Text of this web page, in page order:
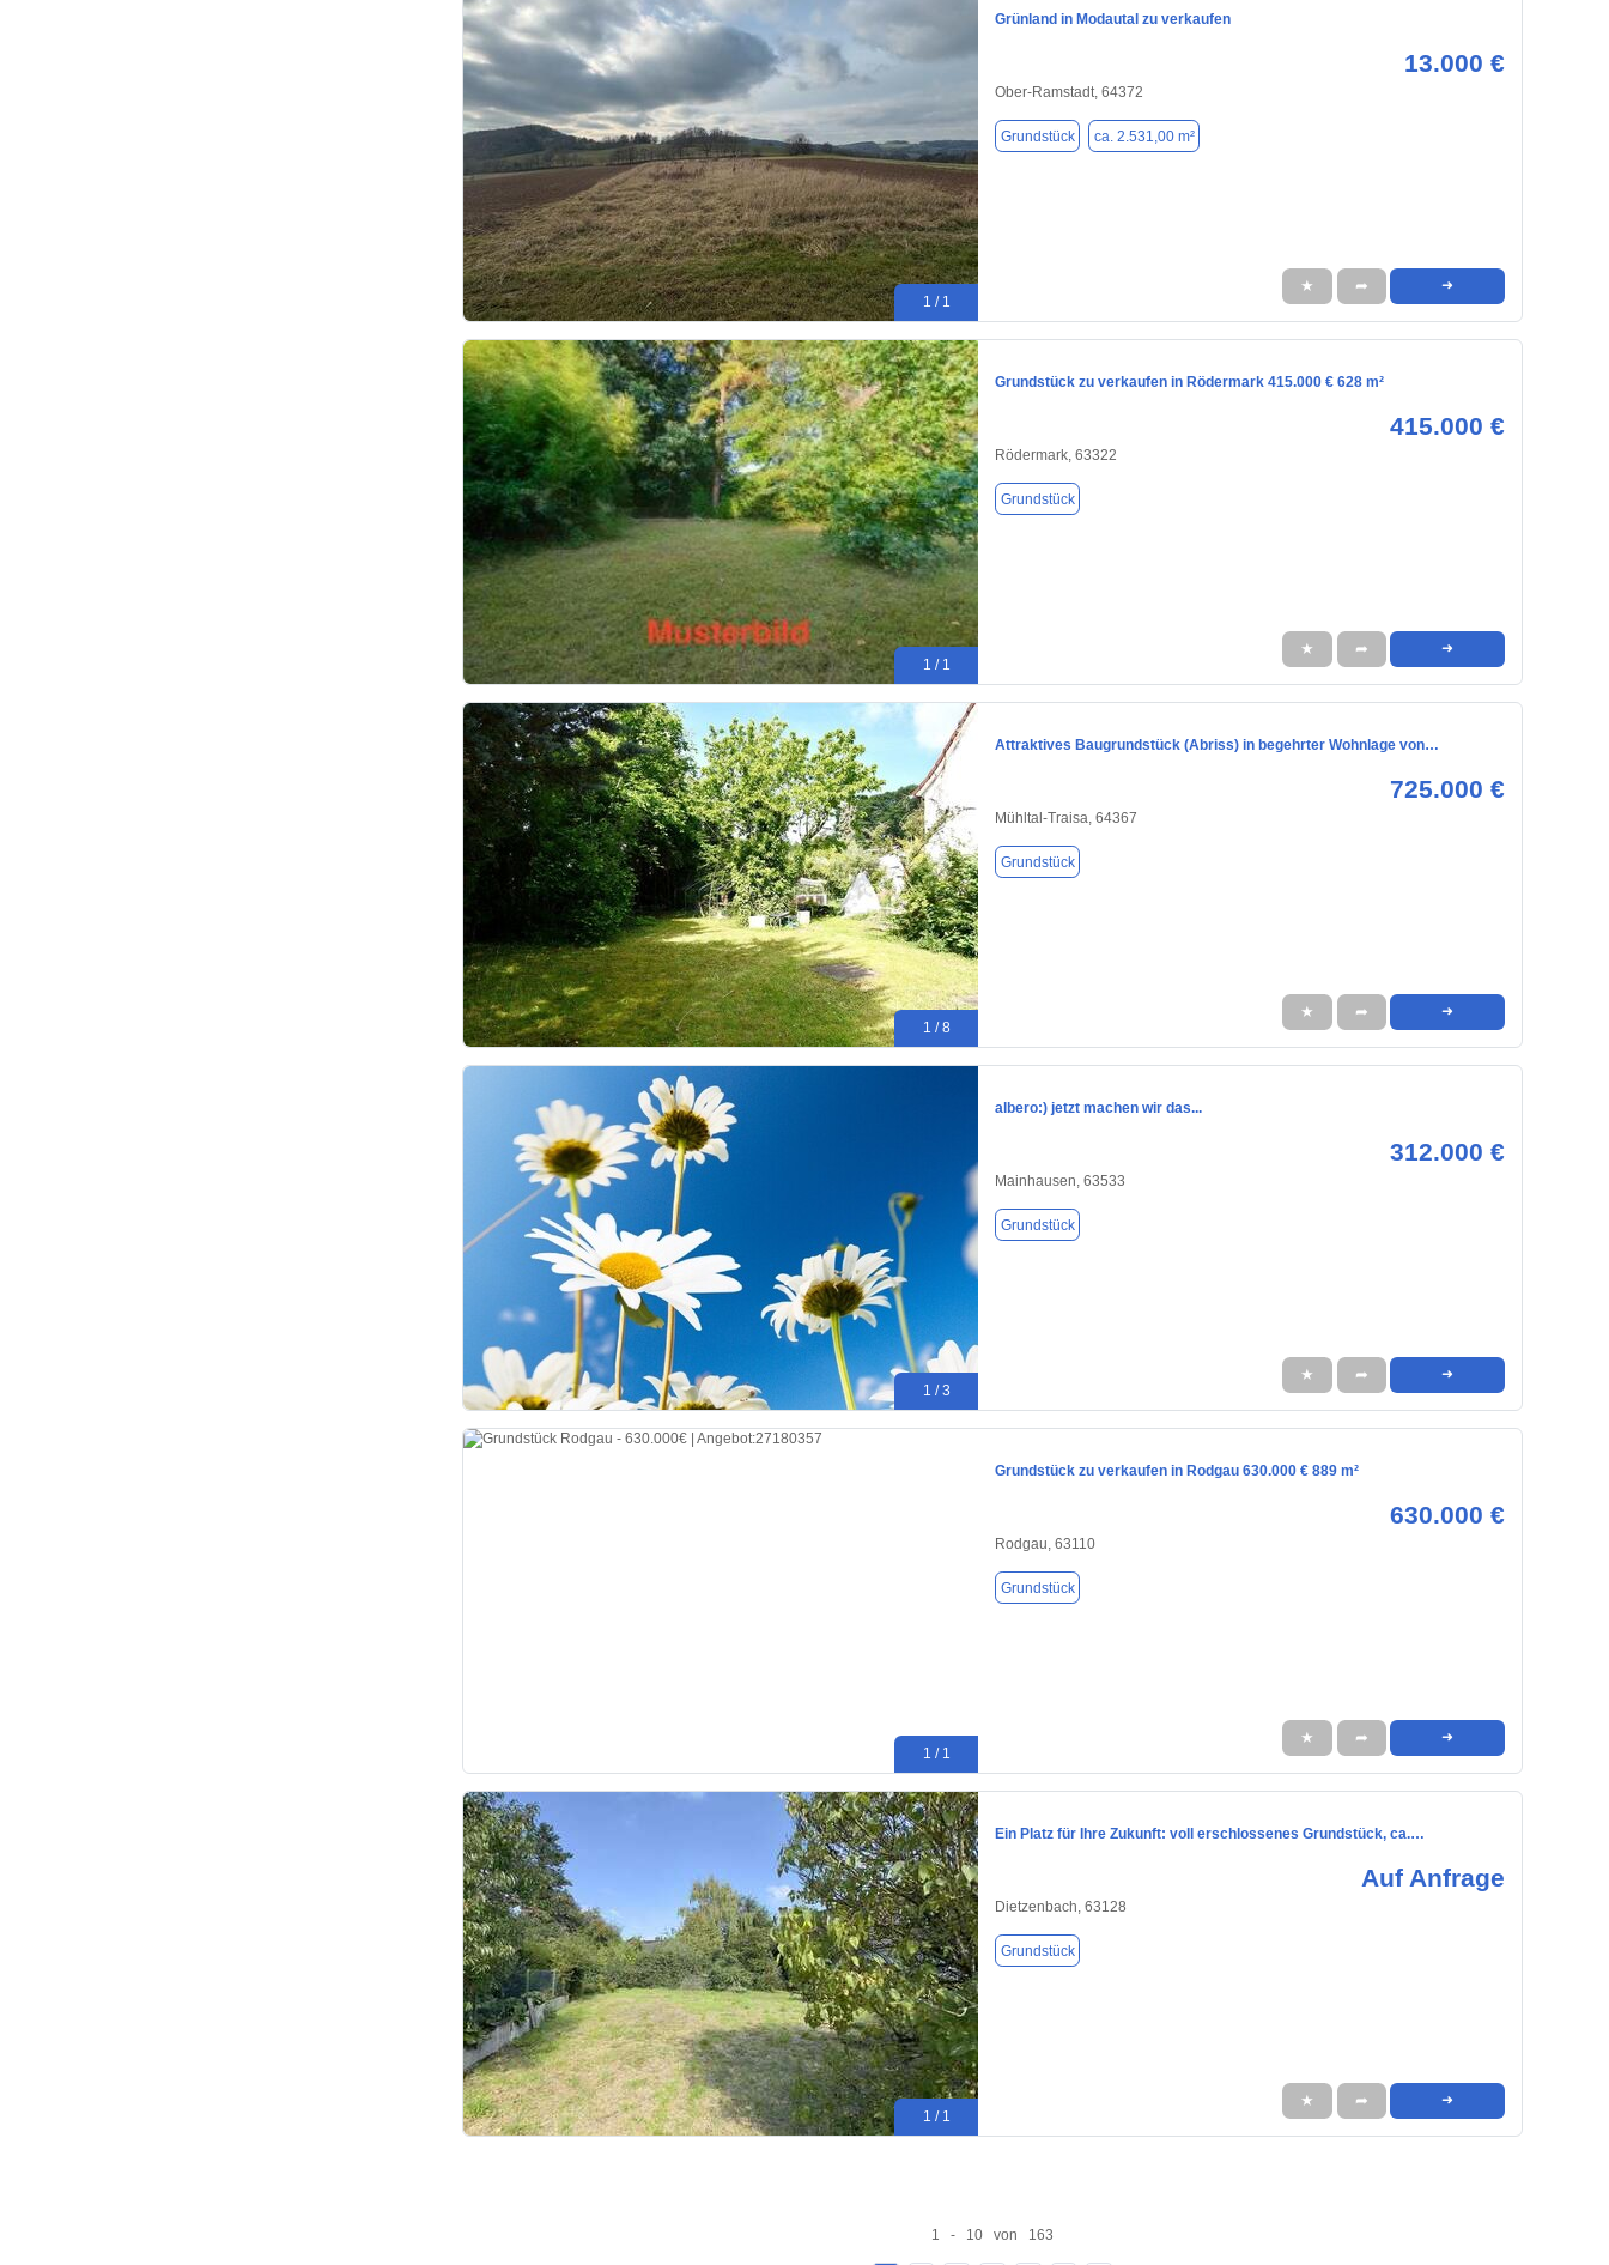
1 / 1
Grünland in Modautal zu verkaufen
13.000 €
Ober-Ramstadt, 64372
Grundstück ca. 2.531,00 m²
★ ➦ ➜
1 / 1
Grundstück zu verkaufen in Rödermark 415.000 € 628 m²
415.000 €
Rödermark, 63322
Grundstück
★ ➦ ➜
1 / 8
Attraktives Baugrundstück (Abriss) in begehrter Wohnlage von…
725.000 €
Mühltal-Traisa, 64367
Grundstück
★ ➦ ➜
1 / 3
albero:) jetzt machen wir das...
312.000 €
Mainhausen, 63533
Grundstück
★ ➦ ➜
1 / 1
Grundstück zu verkaufen in Rodgau 630.000 € 889 m²
630.000 €
Rodgau, 63110
Grundstück
★ ➦ ➜
1 / 1
Ein Platz für Ihre Zukunft: voll erschlossenes Grundstück, ca.…
Auf Anfrage
Dietzenbach, 63128
Grundstück
★ ➦ ➜
1 - 10 von 163